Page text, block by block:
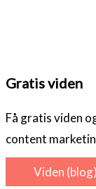
Gratis viden
Få gratis viden
content
Viden (blog)